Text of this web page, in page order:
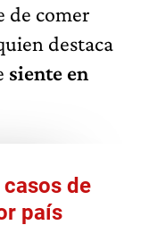
de comer
destaca
siente en
de
país